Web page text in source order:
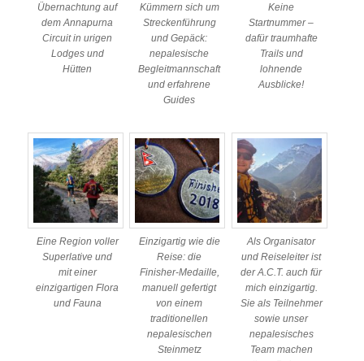
Übernachtung auf
dem Annapurna
Circuit in urigen
Lodges und
Hütten
Kümmern sich um
Streckenführung
und Gepäck:
nepalesische
Begleitmannschaft
und erfahrene
Guides
Keine
Startnummer –
dafür traumhafte
Trails und
lohnende
Ausblicke!
Eine Region voller
Superlative und
mit einer
einzigartigen Flora
und Fauna
Einzigartig wie die
Reise: die
Finisher-Medaille,
manuell gefertigt
von einem
traditionellen
nepalesischen
Steinmetz
Als Organisator
und Reiseleiter ist
der A.C.T. auch für
mich einzigartig.
Sie als Teilnehmer
sowie unser
nepalesisches
Team machen